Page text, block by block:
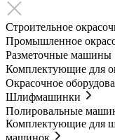
Строительное
Промышленное
Разметочные машины
Комплектующие для
Окрасочное
Шлифмашинки
Полировальные
Комплектующие для
машинок